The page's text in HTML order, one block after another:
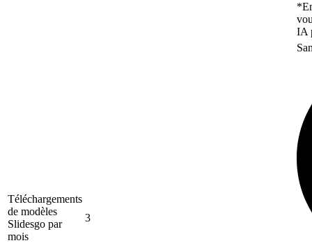
IA
Téléchargements
de modèles
Slidesgo par
mois
3